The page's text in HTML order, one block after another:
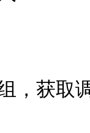
，获取